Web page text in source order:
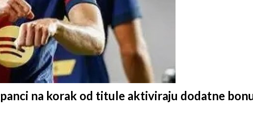
na korak od titule aktiviraju dodatne